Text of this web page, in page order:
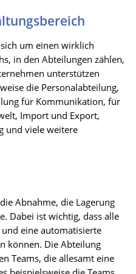
um einen wirklich
in den Abteilungen zählen,
unterstützen
die Personalabteilung,
für Kommunikation, für
Import und Export,
und viele weitere
Abnahme, die Lagerung
Dabei ist wichtig, dass alle
eine automatisierte
können. Die Abteilung
Teams, die allesamt eine